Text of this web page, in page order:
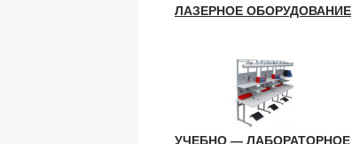
ЛАЗЕРНОЕ ОБОРУДОВАНИЕ
УЧЕБНО — ЛАБОРАТОРНОЕ